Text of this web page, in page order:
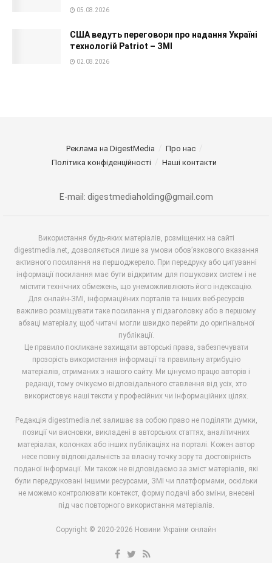
05.08.2026
США ведуть переговори про надання Україні
технологій Patriot – ЗМІ
02.08.2026
Реклама на DigestMedia
Про нас
Політика конфіденційності
Наші контакти
E-mail: digestmediaholding@gmail.com
Використання будь-яких матеріалів, розміщених на сайті
digestmedia.net, дозволяється лише за умови обов’язкового вказання
активного посилання на першоджерело. При передруку або цитуванні
інформації посилання має бути відкритим для пошукових систем і не
містити технічних обмежень, що унеможливлюють його індексацію.
Для онлайн-ЗМІ, інформаційних порталів та інших веб-ресурсів
важливо розміщувати таке посилання у підзаголовку або в першому
абзаці матеріалу, щоб читачі могли швидко перейти до оригінальної
публікації.
Це правило покликане захищати авторські права, забезпечувати
прозорість використання інформації та правильну атрибуцію
матеріалів, отриманих з нашого сайту. Ми цінуємо працю авторів і
редакції, тому очікуємо відповідального ставлення від усіх, хто
використовує наші тексти у професійних чи інформаційних цілях.
Редакція digestmedia.net залишає за собою право не поділяти думки,
позиції чи висновки, викладені в авторських статтях, аналітичних
матеріалах, колонках або інших публікаціях на порталі. Кожен автор
несе повну відповідальність за власну точку зору та достовірність
поданої інформації. Ми також не відповідаємо за зміст матеріалів, які
були передруковані іншими ресурсами, ЗМІ чи платформами, оскільки
не можемо контролювати контекст, форму подачі або зміни, внесені
під час повторного використання матеріалів.
Copyright © 2020-2026 Новини України онлайн